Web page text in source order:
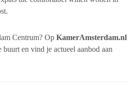
Centrum? Op KamerAmsterdam.nl
buurt en vind je actueel aanbod aan